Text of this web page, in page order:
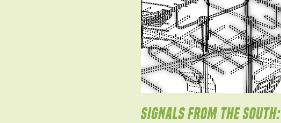
SIGNALS FROM THE SOUTH: